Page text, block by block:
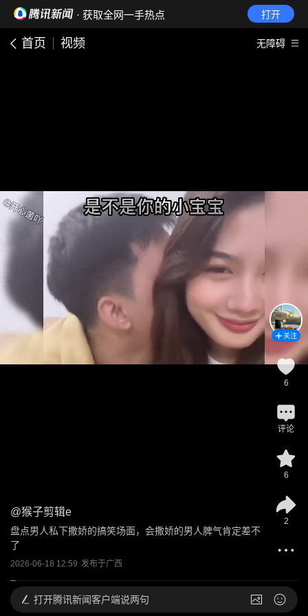
· 获取全网一手热点 打开
首页 视频 无障碍
@猴子剪辑e
盘点男人私下撒娇的搞笑场面，会撒娇的男人脾气肯定差不
了
2026-06-18 12:59 发布于广西
关注
6
评论
6
2
打开腾讯新闻客户端说两句